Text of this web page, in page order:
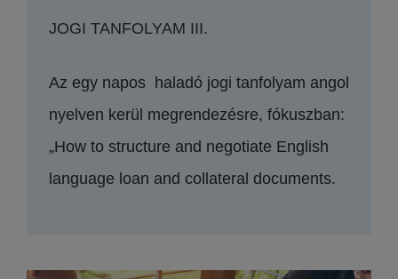
JOGI TANFOLYAM III.
Az egy napos haladó jogi tanfolyam angol
nyelven kerül megrendezésre, fókuszban:
„How to structure and negotiate English
language loan and collateral documents.